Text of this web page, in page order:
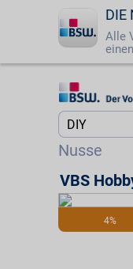
DIE
Alle
Startseite
☎ 0800 - 279
Nusse
Startseite
4%
VBS